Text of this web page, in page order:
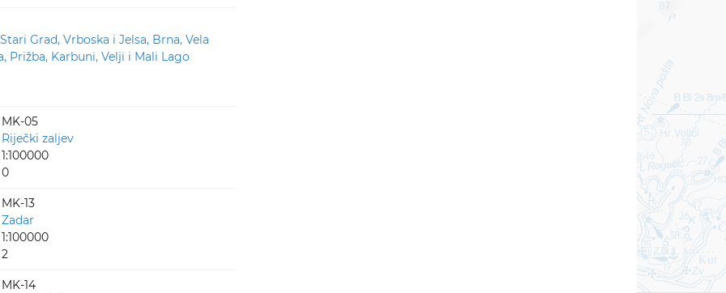
Grad, Vrboska i Jelsa, Brna, Vela
Prižba, Karbuni, Velji i Mali Lago
MK-05
Riječki zaljev
1:100000
0
MK-13
Zadar
1:100000
2
MK-14